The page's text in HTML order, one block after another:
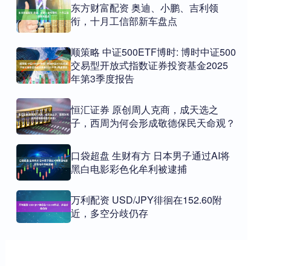
东方财富配资 奥迪、小鹏、吉利领
衔，十月工信部新车盘点
顺策略 中证500ETF博时: 博时中证500
交易型开放式指数证券投资基金2025
年第3季度报告
恒汇证券 原创周人克商，成天选之
子，西周为何会形成敬德保民天命观？
口袋超盘 生财有方 日本男子通过AI将
黑白电影彩色化牟利被逮捕
万利配资 USD/JPY徘徊在152.60附
近，多空分歧仍存